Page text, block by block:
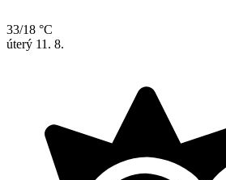
33/18 °C
úterý 11. 8.